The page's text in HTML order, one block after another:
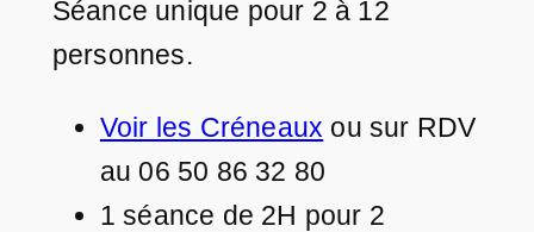
Séance unique pour 2 à 12
personnes.
Voir les Créneaux ou sur RDV
au 06 50 86 32 80
1 séance de 2H pour 2